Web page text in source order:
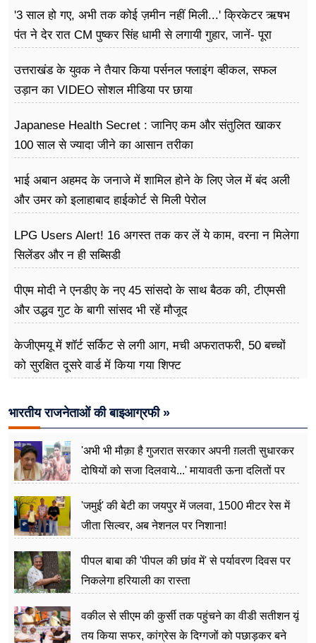
'3 साल हो गए, अभी तक कोई ज़मीन नहीं मिली...' क्रिकेटर ऋषभ
पंत ने देर रात CM पुष्कर सिंह धामी से लगायी गुहार, जानें- पूरा
उत्तराखंड के युवक ने तैयार किया पर्सनल फ्लाइंग व्हीकल, सफल
उड़ान का VIDEO सोशल मीडिया पर छाया
Japanese Health Secret : जानिए कम और संतुलित खाकर
100 साल से ज्यादा जीने का आसान तरीका
भाई अबान अहमद के जनाजे में शामिल होने के लिए जेल में बंद अली
और उमर को इलाहाबाद हाईकोर्ट से मिली पेरोल
LPG Users Alert! 16 अगस्त तक कर लें ये काम, वरना न मिलेगा
सिलेंडर और न ही सब्सिडी
पीएम मोदी ने एनडीए के नए 45 सांसदो के साथ बैठक की, टीएमसी
और उद्धव गुट के बागी सांसद भी रहें मौजूद
केजीएमयू में शॉर्ट सर्किट से लगी आग, मची अफरातफरी, 50 बच्चों
को सुरक्षित दूसरे वार्ड में किया गया शिफ्ट
भारतीय राजनेताओं की बाइआग्रफी »
'अभी भी मौक़ा है गुजरात सरकार अपनी ग़लती सुधारकर
दोषियों को सजा दिलवाये...' मायावती ऊना दलितों पर
'जमुई' की बेटी का जयपुर में जलवा, 1500 मीटर रेस में
जीता सिल्वर, अब नेशनल पर निशाना!
पीपल बाबा की 'पीपल की छांव में' से पर्यावरण दिवस पर
निकलेगा हरियाली का रास्ता
वकील से सीएम की कुर्सी तक पहुंचने का वीडी सतीशन यूं
तय किया सफर, कांग्रेस के दिग्गजों को पछाड़कर बने